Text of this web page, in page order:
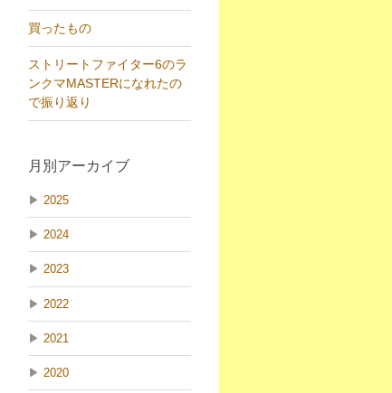
買ったもの
ストリートファイター6のラ
ンクマMASTERになれたの
で振り返り
月別アーカイブ
▶ 2025
▶ 2024
▶ 2023
▶ 2022
▶ 2021
▶ 2020